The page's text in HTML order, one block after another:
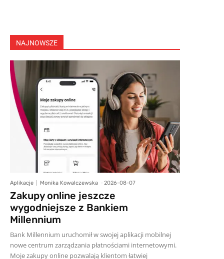
NAJNOWSZE
Aplikacje Monika Kowalczewska - 2026-08-07
Zakupy online jeszcze
wygodniejsze z Bankiem
Millennium
Bank Millennium uruchomił w swojej aplikacji mobilnej
nowe centrum zarządzania płatnościami internetowymi.
Moje zakupy online pozwalają klientom łatwiej